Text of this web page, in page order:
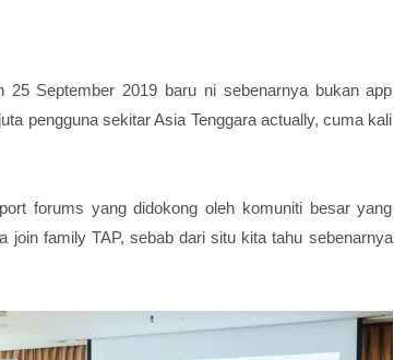
25 September 2019 baru ni sebenarnya bukan app
pengguna sekitar Asia Tenggara actually, cuma kali
forums yang didokong oleh komuniti besar yang
family TAP, sebab dari situ kita tahu sebenarnya